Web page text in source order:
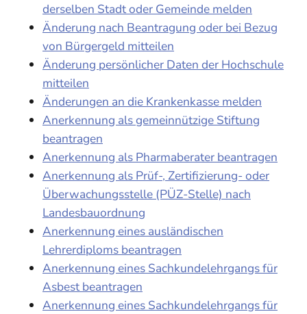
derselben Stadt oder Gemeinde melden
Änderung nach Beantragung oder bei Bezug
von Bürgergeld mitteilen
Änderung persönlicher Daten der Hochschule
mitteilen
Änderungen an die Krankenkasse melden
Anerkennung als gemeinnützige Stiftung
beantragen
Anerkennung als Pharmaberater beantragen
Anerkennung als Prüf-, Zertifizierung- oder
Überwachungsstelle (PÜZ-Stelle) nach
Landesbauordnung
Anerkennung eines ausländischen
Lehrerdiploms beantragen
Anerkennung eines Sachkundelehrgangs für
Asbest beantragen
Anerkennung eines Sachkundelehrgangs für